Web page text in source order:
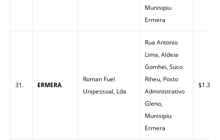
Munisipiu
Ermera
31. ERMERA
Roman Fuel
Unipessoal, Lda
Rua Antonio
Lima, Aldeia
Gomhei, Suco
Riheu, Posto
Administrativo
Gleno,
Munisipiu
Ermera
$1.30